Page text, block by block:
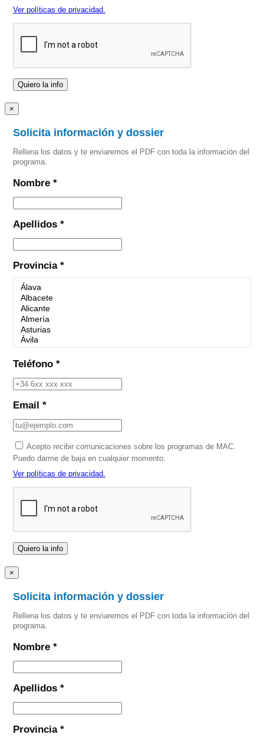
Ver políticas de privacidad.
×
Solicita información y dossier
Rellena los datos y te enviaremos el PDF con toda la información del
programa.
Nombre *
Apellidos *
Provincia *
Teléfono *
Email *
Acepto recibir comunicaciones sobre los programas de MAC.
Puedo darme de baja en cualquier momento.
Ver políticas de privacidad.
×
Solicita información y dossier
Rellena los datos y te enviaremos el PDF con toda la información del
programa.
Nombre *
Apellidos *
Provincia *